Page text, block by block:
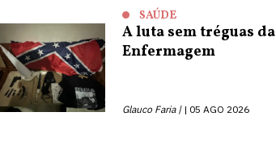
SAÚDE
A luta sem tréguas da
Enfermagem
Glauco Faria | 05 AGO 2026